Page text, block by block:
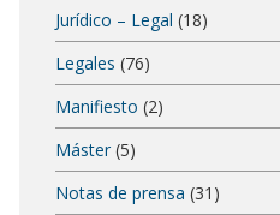
Jurídico – Legal (18)
Legales (76)
Manifiesto (2)
Máster (5)
Notas de prensa (31)